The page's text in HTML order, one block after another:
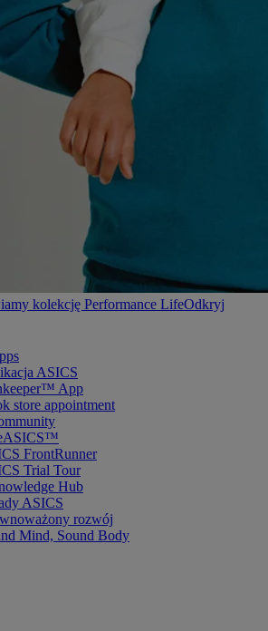
kolekcję Performance LifeOdkryj
ASICS
App
store appointment
FrontRunner
Trial Tour
Hub
ASICS
rozwój
Mind, Sound Body